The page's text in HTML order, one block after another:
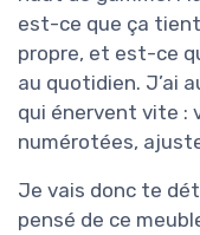
est-ce que ça
propre, et est-ce
au quotidien. J’ai
qui énervent vite :
numérotées,
Je vais donc te
pensé de ce